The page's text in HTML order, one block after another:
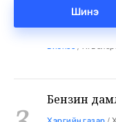
Шинэ
3 Хэргийн газар